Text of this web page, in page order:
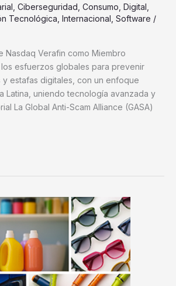
Ciberseguridad Consumo Digital
Tecnológica Internacional Software /
Nasdaq Verafin como Miembro
esfuerzos globales para prevenir
estafas digitales, con un enfoque
Latina, uniendo tecnología avanzada y
La Global Anti-Scam Alliance (GASA)